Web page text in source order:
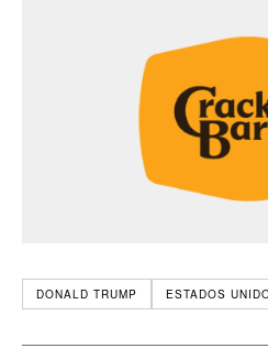
DONALD TRUMP ESTADOS